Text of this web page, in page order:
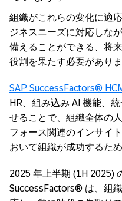
組織がこれらの変化に適
ジネスニーズに対応しな
備えることができる、将
役割を果たす必要がありま
SAP SuccessFactors®
HR、組み込み AI 機能、
せることで、組織全体の
フォース関連のインサイ
おいて組織が成功するた
2025 年上半期 (1H 2025)
SuccessFactors® は、組